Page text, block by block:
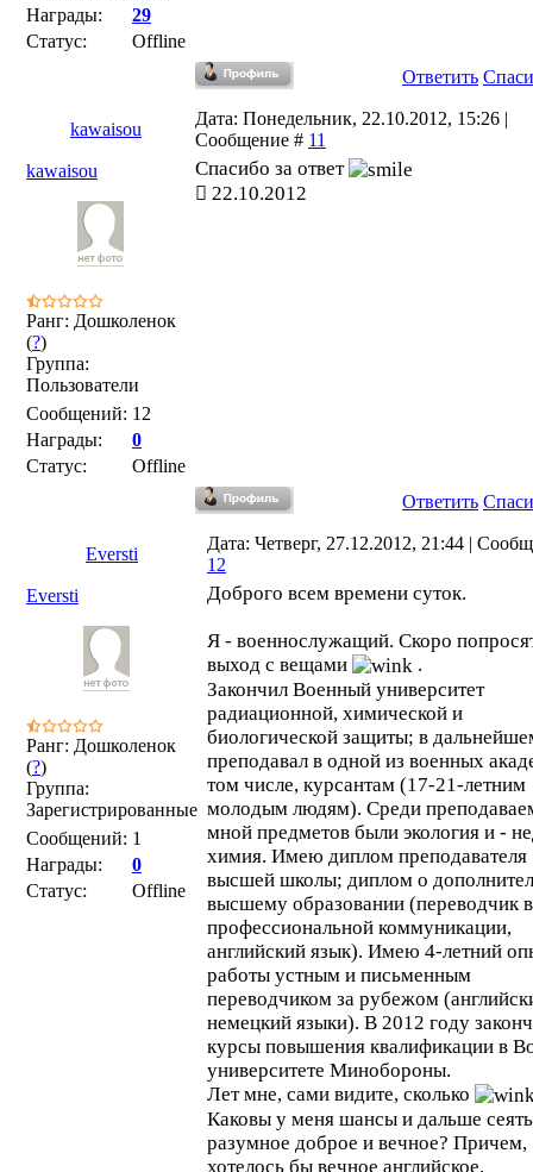
Награды:
29
Статус:
Offline
Ответить
kawaisou
Дата: Понедельник, 22.10.2012, 15:26 |
Сообщение # 11
kawaisou
Ранг: Дошколенок
(?)
Группа:
Пользователи
Сообщений: 12
Награды:
0
Статус:
Offline
Спасибо за ответ
22.10.2012
Ответить
Eversti
Дата: Четверг, 27.12.2012, 21:44 |
12
Eversti
Ранг: Дошколенок
(?)
Группа:
Зарегистрированные
Сообщений: 1
Награды:
0
Статус:
Offline
Доброго всем времени суток.
Я - военнослужащий. Скоро
выход с вещами
.
Закончил Военный университет
радиационной, химической и
биологической защиты; в
преподавал в одной из военных
том числе, курсантам (17-21-летним
молодым людям). Среди
мной предметов были экология и -
химия. Имею диплом преподавателя
высшей школы; диплом о
высшему образовании (переводчик
профессиональной коммуникации,
английский язык). Имею 4-летний
работы устным и письменным
переводчиком за рубежом
немецкий языки). В 2012 году
курсы повышения квалификации в
университете Минобороны.
Лет мне, сами видите, сколько
Каковы у меня шансы и дальше сеять
разумное доброе и вечное? Причем,
хотелось бы вечное английское.